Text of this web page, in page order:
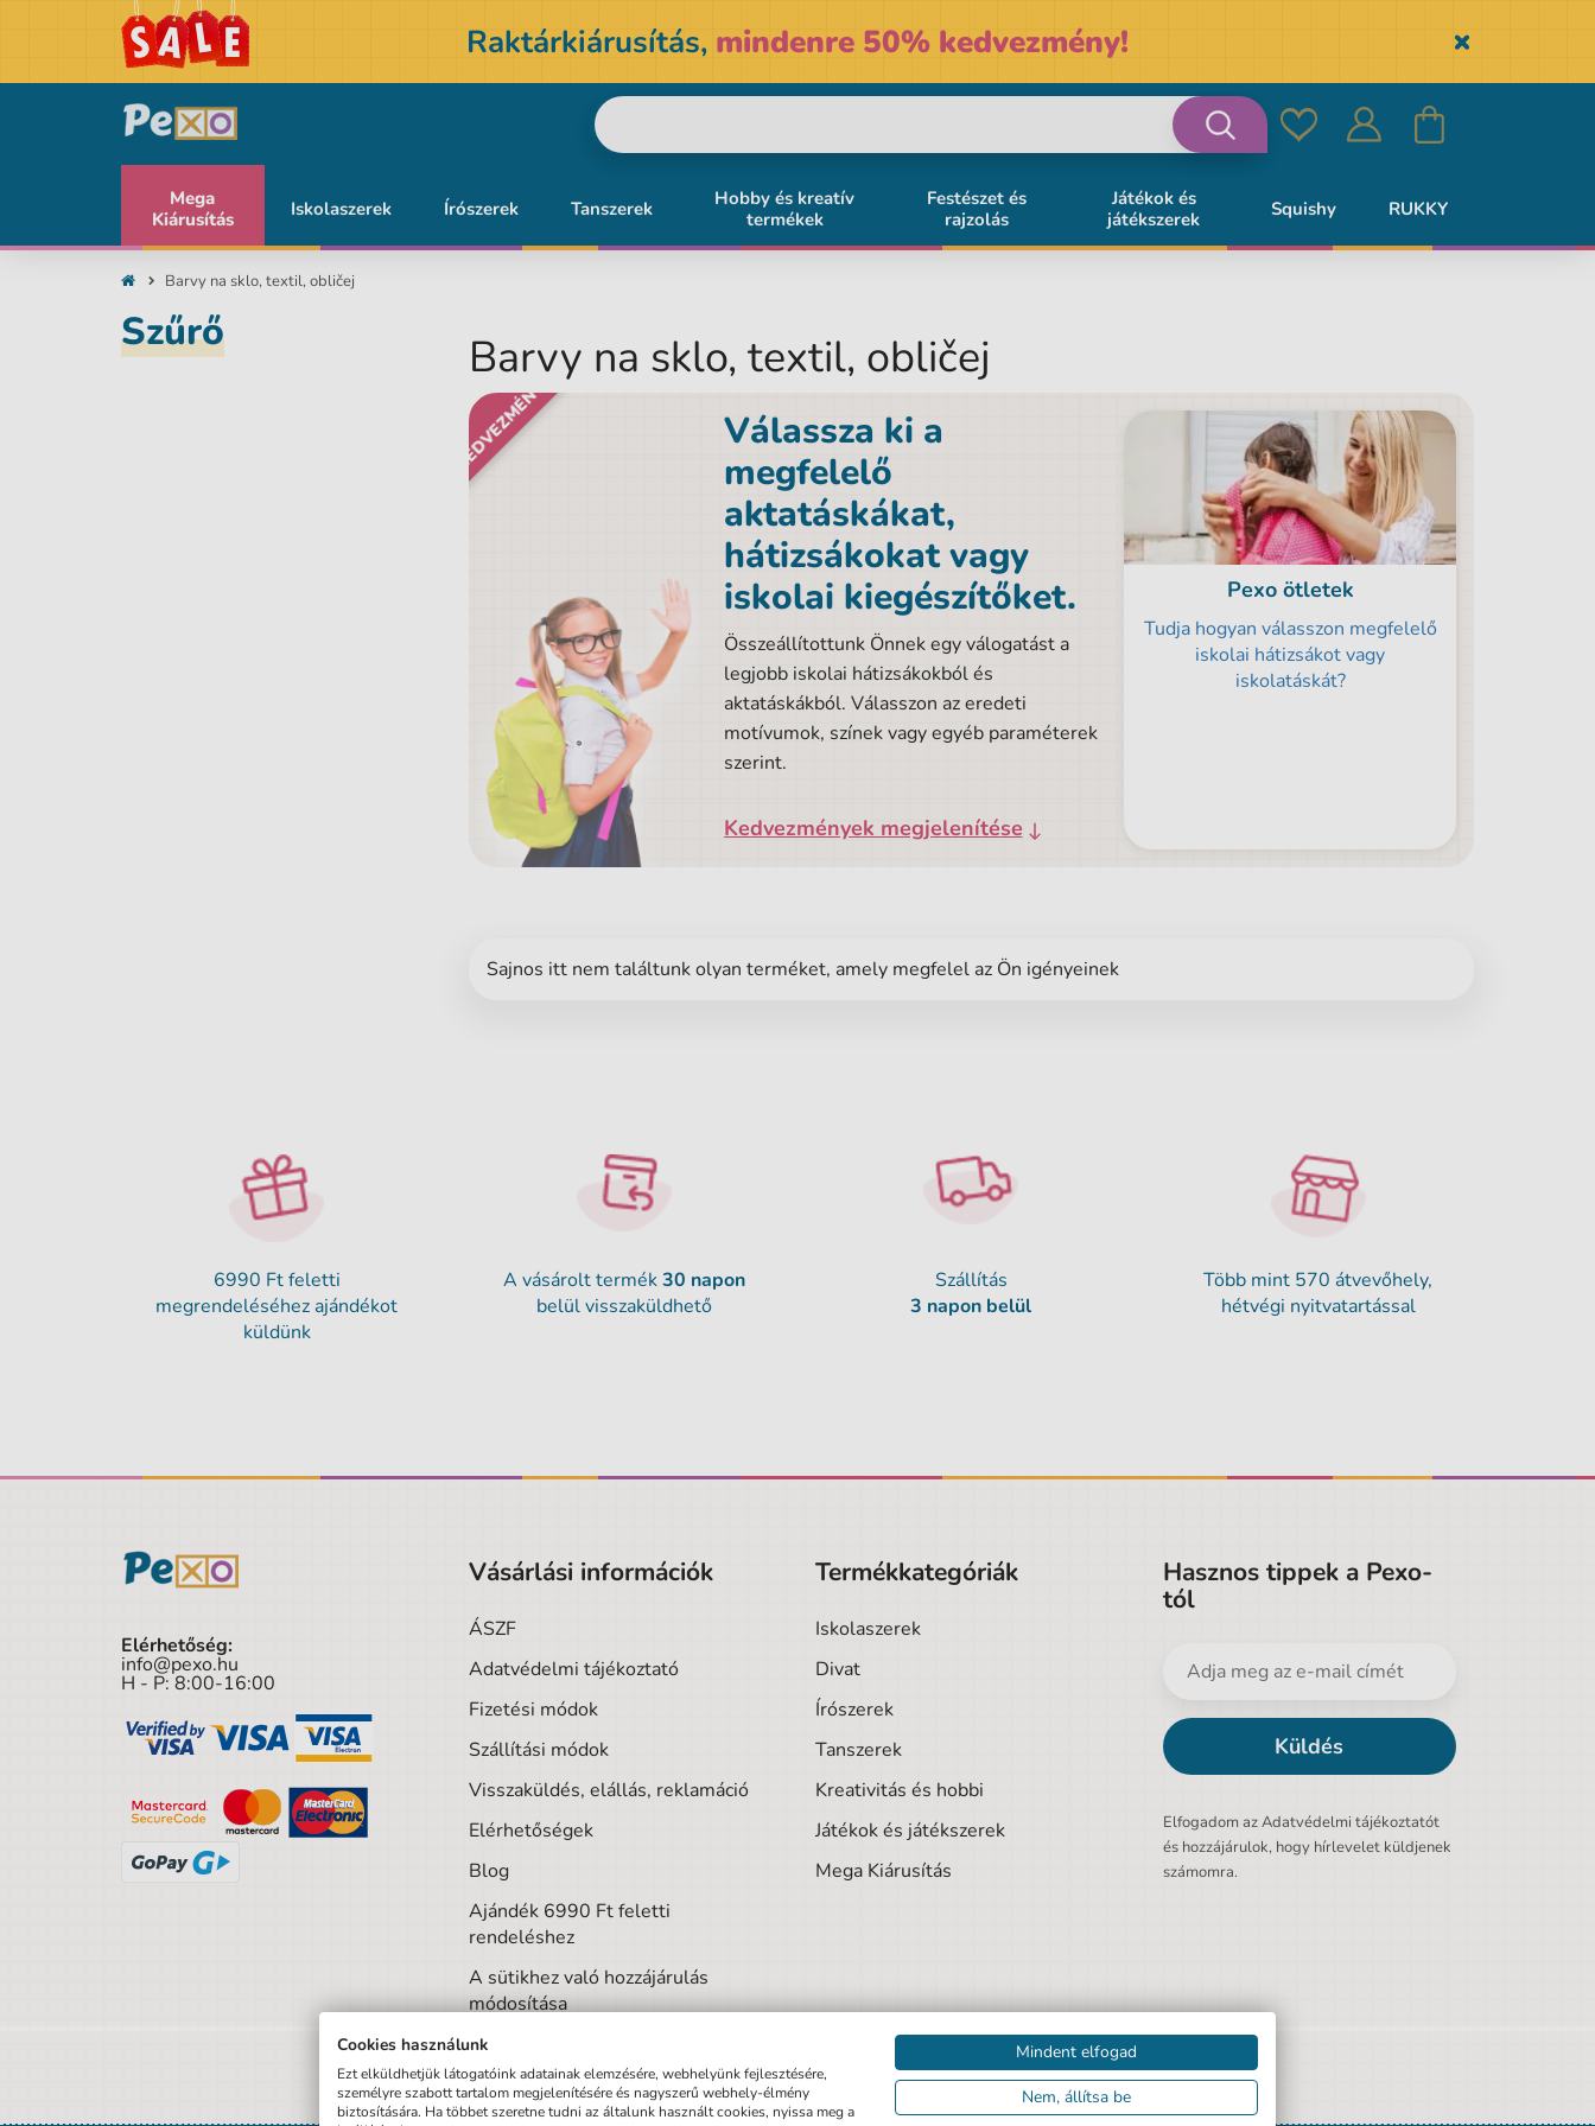
Raktárkiárusítás, mindenre 50% kedvezmény! Skryť
KedvencekBejelentkezés
Kosár
Mega
Kiárusítás
Iskolaszerek Írószerek Tanszerek
Hobby és kreatív
termékek
Festészet és
rajzolás
Játékok és
játékszerek
Squishy RUKKY
Barvy na sklo, textil, obličej
Szűrő Barvy na sklo, textil, obličej
KEDVEZMÉNY
Válassza ki a
megfelelő
aktatáskákat,
hátizsákokat vagy
iskolai kiegészítőket.
Összeállítottunk Önnek egy válogatást a
legjobb iskolai hátizsákokból és
aktatáskákból. Válasszon az eredeti
motívumok, színek vagy egyéb paraméterek
szerint.
Kedvezmények megjelenítése
Pexo ötletek
Tudja hogyan válasszon megfelelő
iskolai hátizsákot vagy
iskolatáskát?
Sajnos itt nem találtunk olyan terméket, amely megfelel az Ön igényeinek
6990 Ft feletti
megrendeléséhez ajándékot
küldünk
A vásárolt termék30 napon
belül visszaküldhető
Szállítás
3 napon belül
Több mint 570 átvevőhely,
hétvégi nyitvatartással
Elérhetőség:
info@pexo.hu
H - P: 8:00-16:00
Vásárlási információk
ÁSZF
Adatvédelmi tájékoztató
Fizetési módok
Szállítási módok
Visszaküldés, elállás, reklamáció
Elérhetőségek
Blog
Ajándék 6990 Ft feletti
rendeléshez
A sütikhez való hozzájárulás
módosítása
Termékkategóriák
Iskolaszerek
Divat
Írószerek
Tanszerek
Kreativitás és hobbi
Játékok és játékszerek
Mega Kiárusítás
Hasznos tippek a Pexo-
tól
Küldés
Elfogadom az Adatvédelmi tájékoztatót
és hozzájárulok, hogy hírlevelet küldjenek
számomra.
Cookies használunk
Ezt elküldhetjük látogatóink adatainak elemzésére, webhelyünk fejlesztésére,
személyre szabott tartalom megjelenítésére és nagyszerű webhely-élmény
biztosítására. Ha többet szeretne tudni az általunk használt cookies, nyissa meg a
Mindent elfogad
Nem, állítsa be